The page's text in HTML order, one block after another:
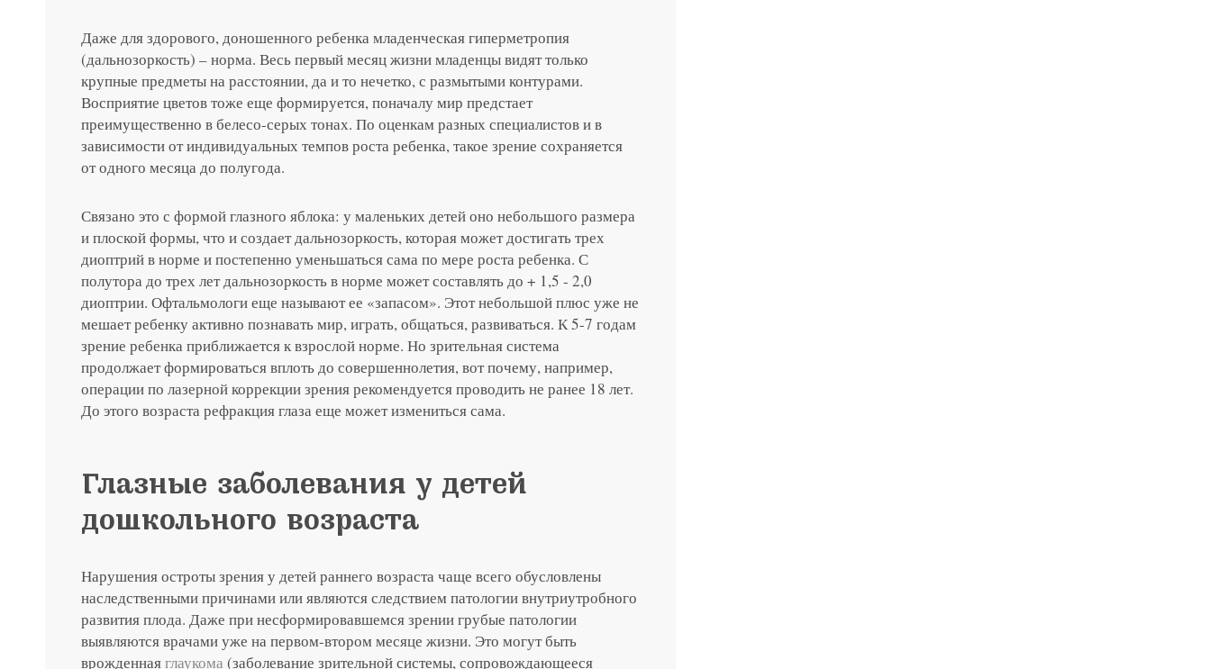
Даже для здорового, доношенного ребенка младенческая гиперметропия
(дальнозоркость) – норма. Весь первый месяц жизни младенцы видят только
крупные предметы на расстоянии, да и то нечетко, с размытыми контурами.
Восприятие цветов тоже еще формируется, поначалу мир предстает
преимущественно в белесо-серых тонах. По оценкам разных специалистов и в
зависимости от индивидуальных темпов роста ребенка, такое зрение сохраняется
от одного месяца до полугода.
Связано это с формой глазного яблока: у маленьких детей оно небольшого размера
и плоской формы, что и создает дальнозоркость, которая может достигать трех
диоптрий в норме и постепенно уменьшаться сама по мере роста ребенка. С
полутора до трех лет дальнозоркость в норме может составлять до + 1,5 - 2,0
диоптрии. Офтальмологи еще называют ее «запасом». Этот небольшой плюс уже не
мешает ребенку активно познавать мир, играть, общаться, развиваться. К 5-7 годам
зрение ребенка приближается к взрослой норме. Но зрительная система
продолжает формироваться вплоть до совершеннолетия, вот почему, например,
операции по лазерной коррекции зрения рекомендуется проводить не ранее 18 лет.
До этого возраста рефракция глаза еще может измениться сама.
Глазные заболевания у детей
дошкольного возраста
Нарушения остроты зрения у детей раннего возраста чаще всего обусловлены
наследственными причинами или являются следствием патологии внутриутробного
развития плода. Даже при несформировавшемся зрении грубые патологии
выявляются врачами уже на первом-втором месяце жизни. Это могут быть
врожденнаяглаукома (заболевание зрительной системы, сопровождающееся